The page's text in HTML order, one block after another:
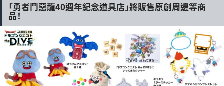
「勇者鬥惡龍40週年紀念道具店」將販售原創周邊等商
品！